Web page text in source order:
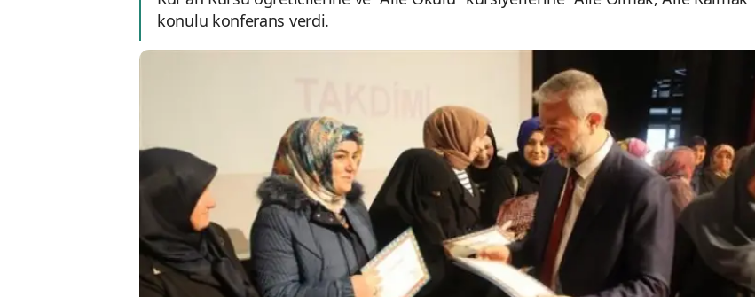
konulu konferans verdi.